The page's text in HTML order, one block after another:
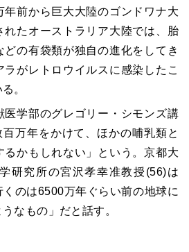
年前から巨大大陸のゴンドワナ大
れたオーストラリア大陸では、胎
の有袋類が独自の進化をしてき
がレトロウイルスに感染したこ
。
医学部のグレゴリー・シモンズ講
万年をかけて、ほかの哺乳類と
るかもしれない」という。京都大
研究所の宮沢孝幸准教授(56)は
くのは6500万年ぐらい前の地球に
なもの」だと話す。